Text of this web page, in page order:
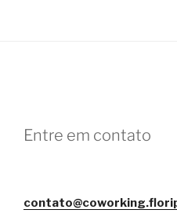
Entre em contato